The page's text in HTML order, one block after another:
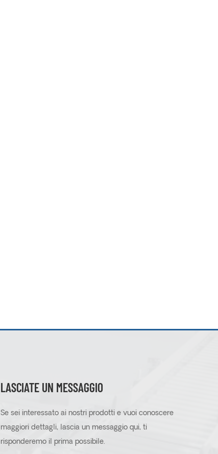
LASCIATE UN MESSAGGIO
Se sei interessato ai nostri prodotti e vuoi conoscere
maggiori dettagli, lascia un messaggio qui, ti
risponderemo il prima possibile.